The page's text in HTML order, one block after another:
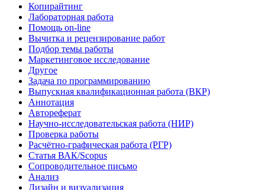
Копирайтинг
Лабораторная работа
Помощь on-line
Вычитка и рецензирование работ
Подбор темы работы
Маркетинговое исследование
Другое
Задача по программированию
Выпускная квалификационная работа (ВКР)
Аннотация
Автореферат
Научно-исследовательская работа (НИР)
Проверка работы
Расчётно-графическая работа (РГР)
Статья ВАК/Scopus
Сопроводительное письмо
Анализ
Дизайн и визуализация